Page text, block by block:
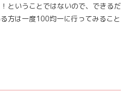
ということではないので、できるだ
方は一度100均一に行ってみること